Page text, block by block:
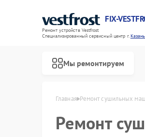
FIX-
Ремонт устройств Vestfrost
Специализированный cервисный центр г.Казань
Мы ремонтируем
Главная Ремонт сушильных
Ремонт